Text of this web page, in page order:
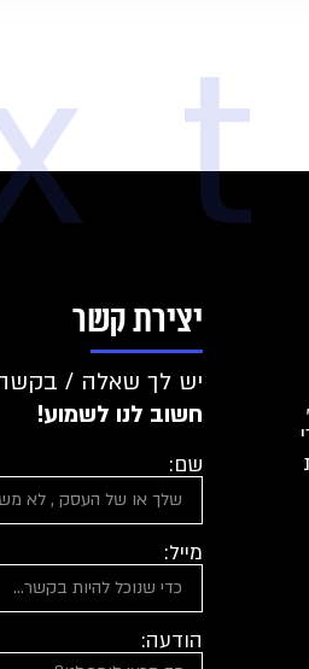
יצירת קשר
יש לך שאלה / בקשה
חשוב לנו לשמוע!
שם:
מייל:
הודעה: